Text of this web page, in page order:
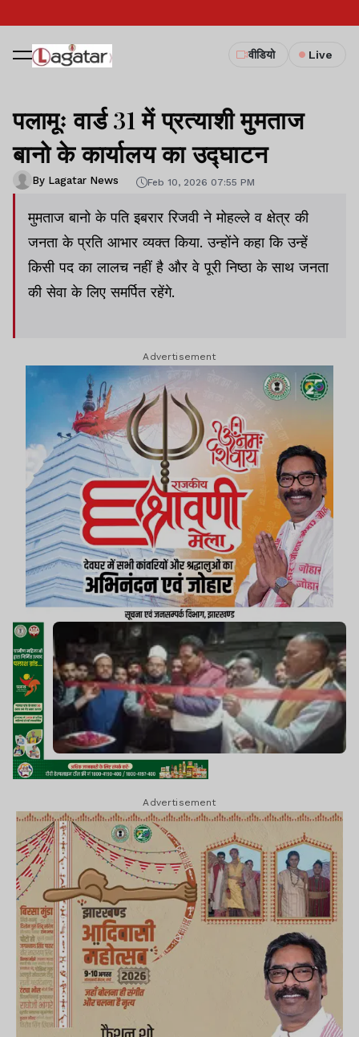
वीडियो Live
पलामूः वार्ड 31 में प्रत्याशी मुमताज
बानो के कार्यालय का उद्घाटन
By Lagatar News Feb 10, 2026 07:55 PM
मुमताज बानो के पति इबरार रिजवी ने मोहल्ले व क्षेत्र की
जनता के प्रति आभार व्यक्त किया. उन्होंने कहा कि उन्हें
किसी पद का लालच नहीं है और वे पूरी निष्ठा के साथ जनता
की सेवा के लिए समर्पित रहेंगे.
Advertisement
Advertisement